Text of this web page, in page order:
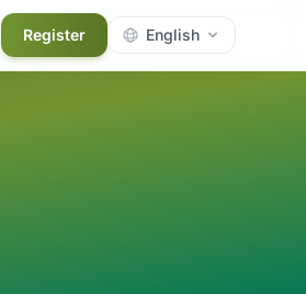
Register English